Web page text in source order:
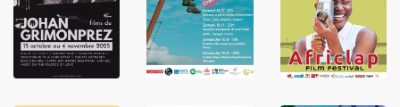
LIRE
LIRE
LIRE